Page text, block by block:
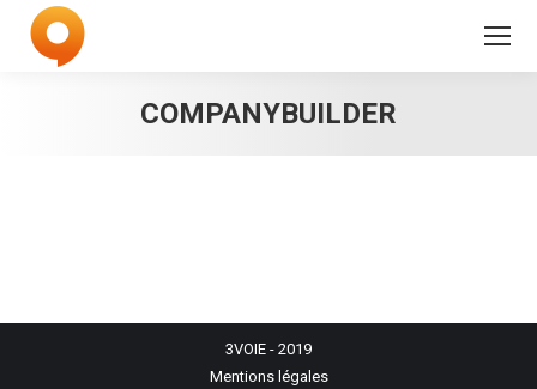
COMPANYBUILDER
3VOIE - 2019
Mentions légales